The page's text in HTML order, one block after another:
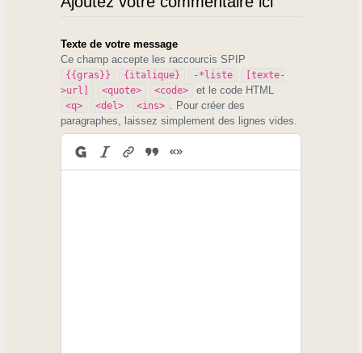
Texte de votre message
Ce champ accepte les raccourcis SPIP
{{gras}} {italique} -*liste
[texte-
>url]
<quote> <code> et le code HTML
<q> <del> <ins> . Pour créer des
paragraphes, laissez simplement des lignes vides.